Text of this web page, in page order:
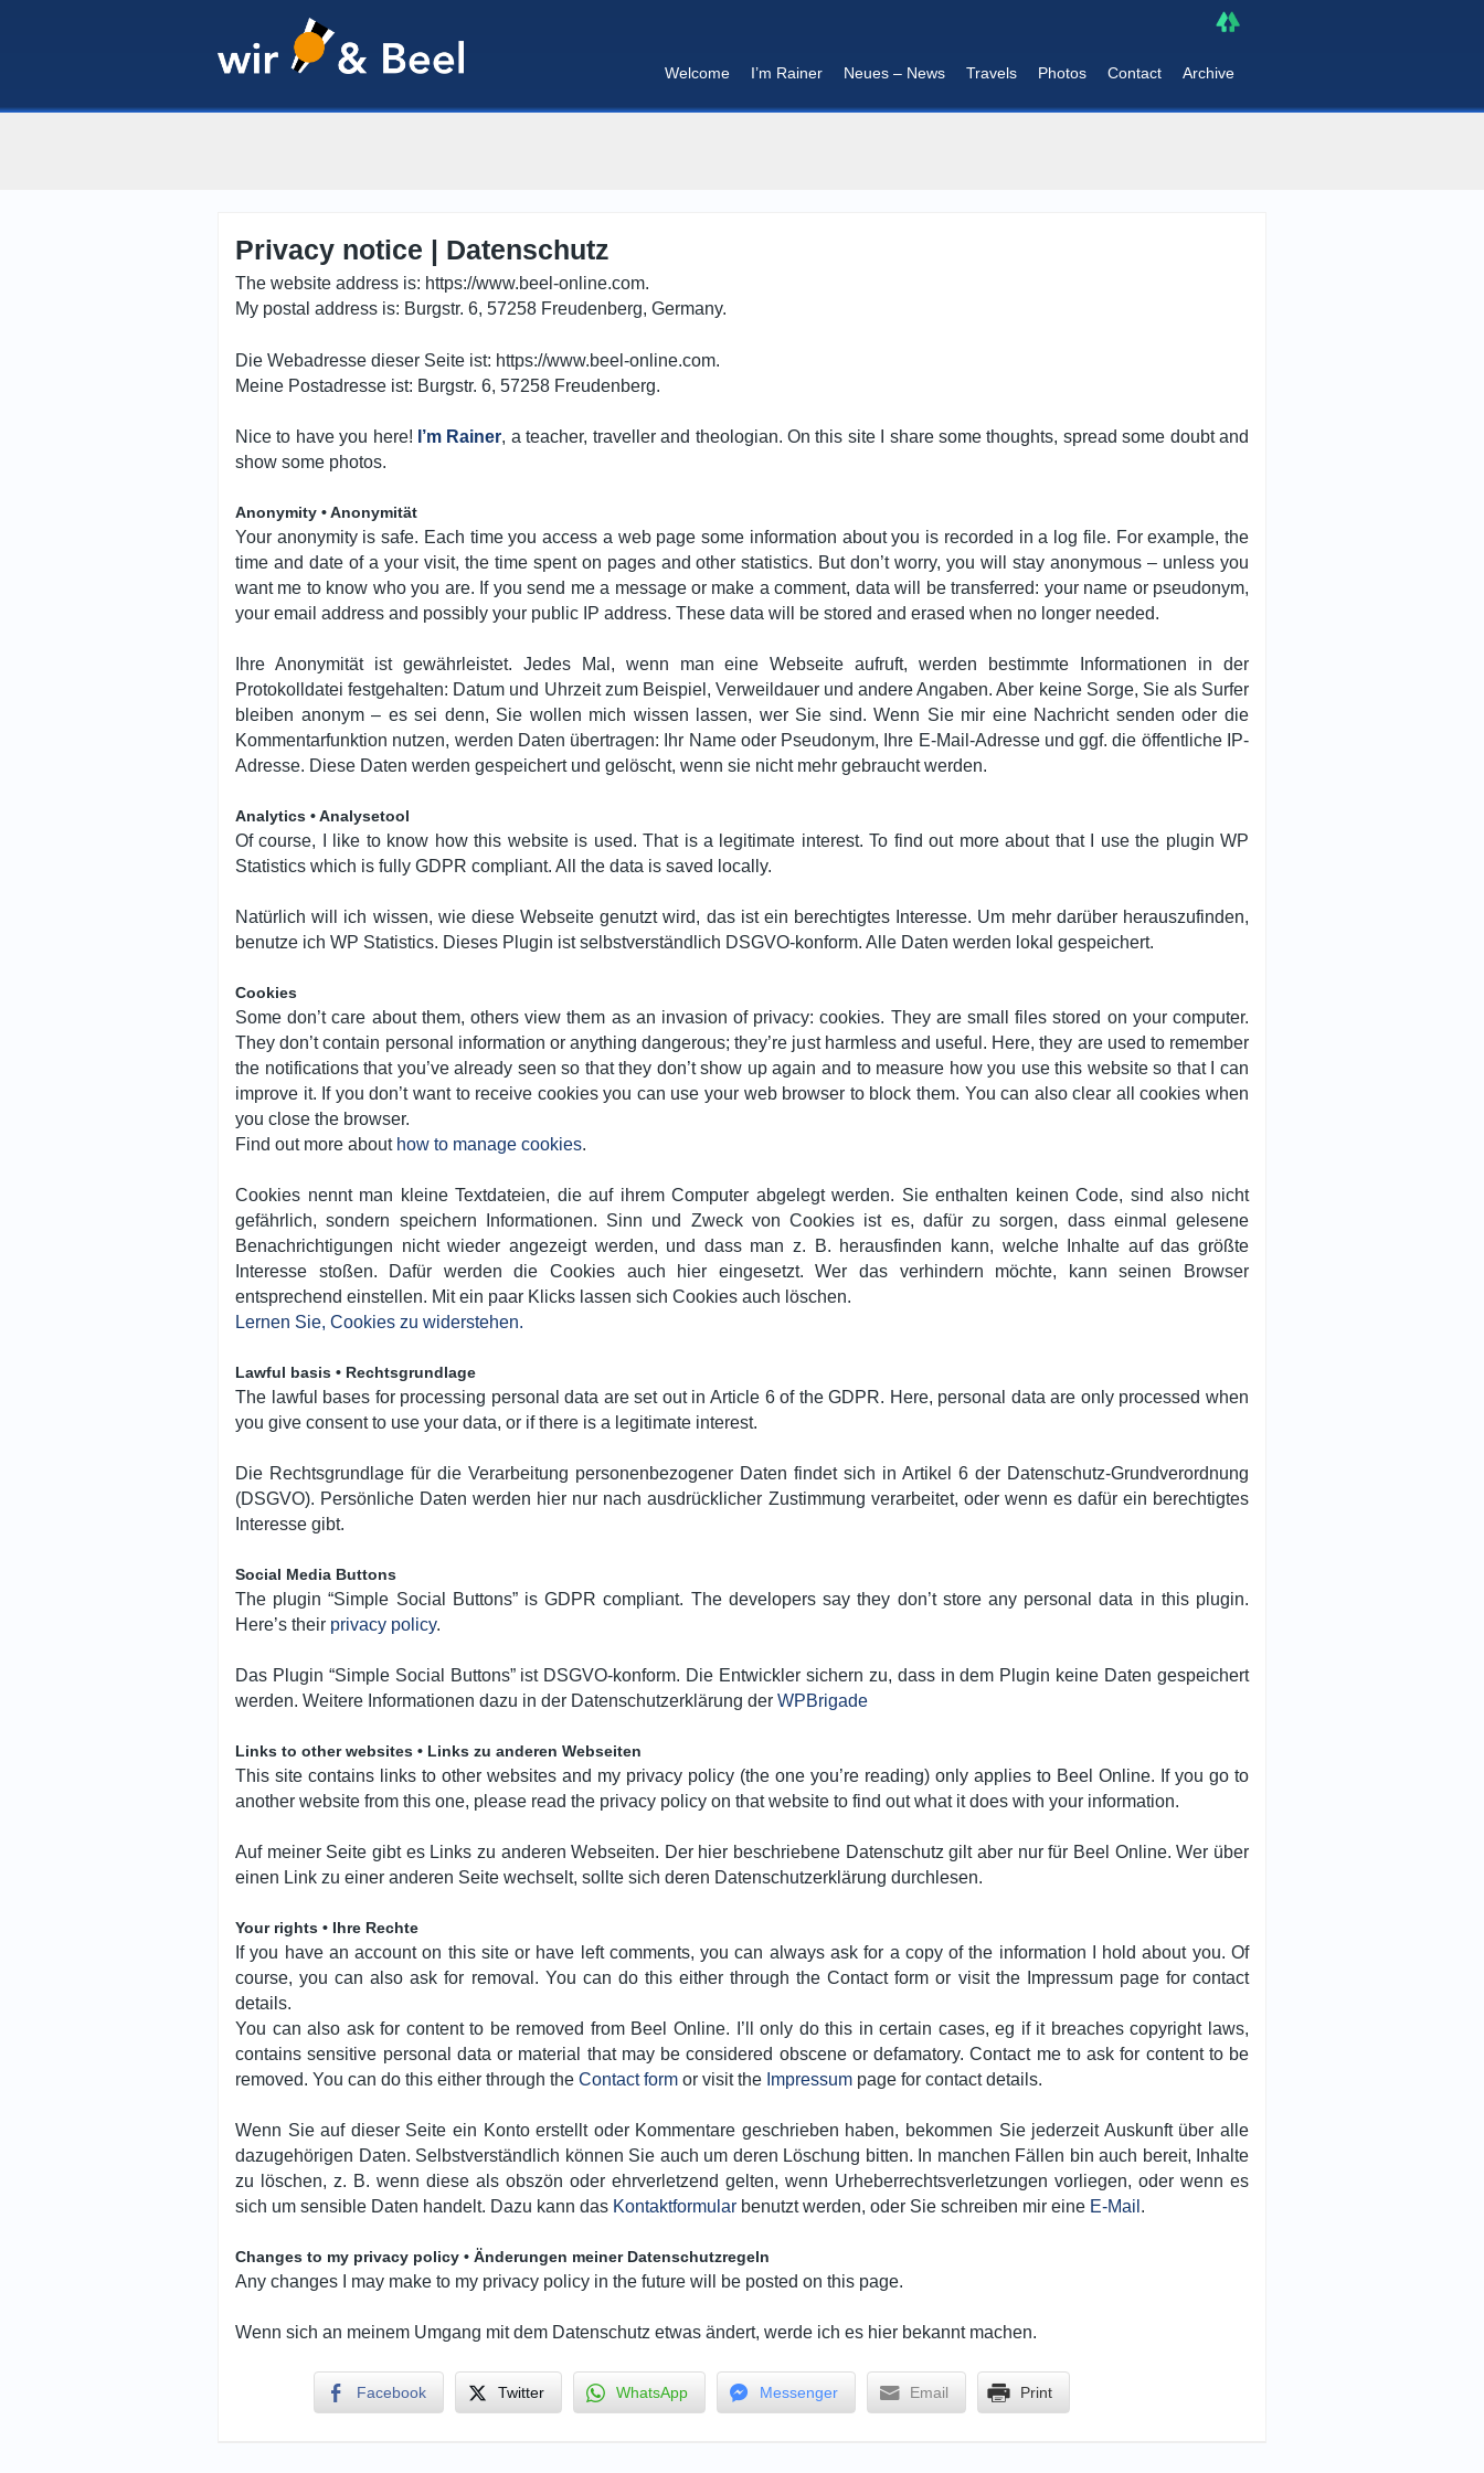
Welcome I’m Rainer Neues – News Travels Photos Contact Archive
Privacy notice | Datenschutz
The website address is: https://www.beel-online.com.
My postal address is: Burgstr. 6, 57258 Freudenberg, Germany.
Die Webadresse dieser Seite ist: https://www.beel-online.com.
Meine Postadresse ist: Burgstr. 6, 57258 Freudenberg.
Nice to have you here! I’m Rainer, a teacher, traveller and theologian. On this site I share some thoughts, spread some doubt and
show some photos.
Anonymity • Anonymität
Your anonymity is safe. Each time you access a web page some information about you is recorded in a log file. For example, the
time and date of a your visit, the time spent on pages and other statistics. But don’t worry, you will stay anonymous – unless you
want me to know who you are. If you send me a message or make a comment, data will be transferred: your name or pseudonym,
your email address and possibly your public IP address. These data will be stored and erased when no longer needed.
Ihre Anonymität ist gewährleistet. Jedes Mal, wenn man eine Webseite aufruft, werden bestimmte Informationen in der
Protokolldatei festgehalten: Datum und Uhrzeit zum Beispiel, Verweildauer und andere Angaben. Aber keine Sorge, Sie als Surfer
bleiben anonym – es sei denn, Sie wollen mich wissen lassen, wer Sie sind. Wenn Sie mir eine Nachricht senden oder die
Kommentarfunktion nutzen, werden Daten übertragen: Ihr Name oder Pseudonym, Ihre E-Mail-Adresse und ggf. die öffentliche IP-
Adresse. Diese Daten werden gespeichert und gelöscht, wenn sie nicht mehr gebraucht werden.
Analytics • Analysetool
Of course, I like to know how this website is used. That is a legitimate interest. To find out more about that I use the plugin WP
Statistics which is fully GDPR compliant. All the data is saved locally.
Natürlich will ich wissen, wie diese Webseite genutzt wird, das ist ein berechtigtes Interesse. Um mehr darüber herauszufinden,
benutze ich WP Statistics. Dieses Plugin ist selbstverständlich DSGVO-konform. Alle Daten werden lokal gespeichert.
Cookies
Some don’t care about them, others view them as an invasion of privacy: cookies. They are small files stored on your computer.
They don’t contain personal information or anything dangerous; they’re just harmless and useful. Here, they are used to remember
the notifications that you’ve already seen so that they don’t show up again and to measure how you use this website so that I can
improve it. If you don’t want to receive cookies you can use your web browser to block them. You can also clear all cookies when
you close the browser.
Find out more about how to manage cookies.
Cookies nennt man kleine Textdateien, die auf ihrem Computer abgelegt werden. Sie enthalten keinen Code, sind also nicht
gefährlich, sondern speichern Informationen. Sinn und Zweck von Cookies ist es, dafür zu sorgen, dass einmal gelesene
Benachrichtigungen nicht wieder angezeigt werden, und dass man z. B. herausfinden kann, welche Inhalte auf das größte
Interesse stoßen. Dafür werden die Cookies auch hier eingesetzt. Wer das verhindern möchte, kann seinen Browser
entsprechend einstellen. Mit ein paar Klicks lassen sich Cookies auch löschen.
Lernen Sie, Cookies zu widerstehen.
Lawful basis • Rechtsgrundlage
The lawful bases for processing personal data are set out in Article 6 of the GDPR. Here, personal data are only processed when
you give consent to use your data, or if there is a legitimate interest.
Die Rechtsgrundlage für die Verarbeitung personenbezogener Daten findet sich in Artikel 6 der Datenschutz-Grundverordnung
(DSGVO). Persönliche Daten werden hier nur nach ausdrücklicher Zustimmung verarbeitet, oder wenn es dafür ein berechtigtes
Interesse gibt.
Social Media Buttons
The plugin “Simple Social Buttons” is GDPR compliant. The developers say they don’t store any personal data in this plugin.
Here’s their privacy policy.
Das Plugin “Simple Social Buttons” ist DSGVO-konform. Die Entwickler sichern zu, dass in dem Plugin keine Daten gespeichert
werden. Weitere Informationen dazu in der Datenschutzerklärung der WPBrigade
Links to other websites • Links zu anderen Webseiten
This site contains links to other websites and my privacy policy (the one you’re reading) only applies to Beel Online. If you go to
another website from this one, please read the privacy policy on that website to find out what it does with your information.
Auf meiner Seite gibt es Links zu anderen Webseiten. Der hier beschriebene Datenschutz gilt aber nur für Beel Online. Wer über
einen Link zu einer anderen Seite wechselt, sollte sich deren Datenschutzerklärung durchlesen.
Your rights • Ihre Rechte
If you have an account on this site or have left comments, you can always ask for a copy of the information I hold about you. Of
course, you can also ask for removal. You can do this either through the Contact form or visit the Impressum page for contact
details.
You can also ask for content to be removed from Beel Online. I’ll only do this in certain cases, eg if it breaches copyright laws,
contains sensitive personal data or material that may be considered obscene or defamatory. Contact me to ask for content to be
removed. You can do this either through the Contact form or visit the Impressum page for contact details.
Wenn Sie auf dieser Seite ein Konto erstellt oder Kommentare geschrieben haben, bekommen Sie jederzeit Auskunft über alle
dazugehörigen Daten. Selbstverständlich können Sie auch um deren Löschung bitten. In manchen Fällen bin auch bereit, Inhalte
zu löschen, z. B. wenn diese als obszön oder ehrverletzend gelten, wenn Urheberrechtsverletzungen vorliegen, oder wenn es
sich um sensible Daten handelt. Dazu kann das Kontaktformular benutzt werden, oder Sie schreiben mir eine E-Mail .
Changes to my privacy policy • Änderungen meiner Datenschutzregeln
Any changes I may make to my privacy policy in the future will be posted on this page.
Wenn sich an meinem Umgang mit dem Datenschutz etwas ändert, werde ich es hier bekannt machen.
Facebook Twitter WhatsApp Messenger Email Print